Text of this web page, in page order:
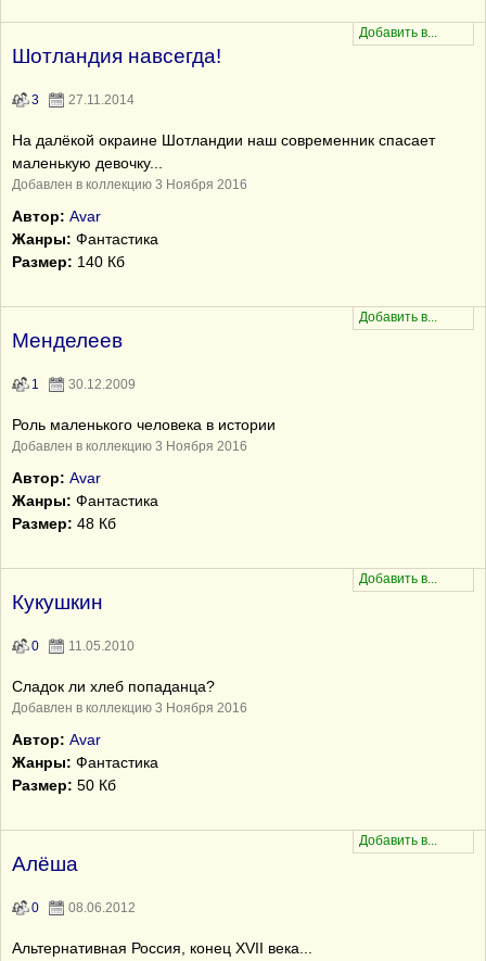
Шотландия навсегда!
3 27.11.2014
На далёкой окраине Шотландии наш современник спасает
маленькую девочку...
Добавлен в коллекцию 3 Ноября 2016
Автор: Avar
Жанры: Фантастика
Размер: 140 Кб
Менделеев
1 30.12.2009
Роль маленького человека в истории
Добавлен в коллекцию 3 Ноября 2016
Автор: Avar
Жанры: Фантастика
Размер: 48 Кб
Кукушкин
0 11.05.2010
Сладок ли хлеб попаданца?
Добавлен в коллекцию 3 Ноября 2016
Автор: Avar
Жанры: Фантастика
Размер: 50 Кб
Алёша
0 08.06.2012
Альтернативная Россия, конец XVII века...